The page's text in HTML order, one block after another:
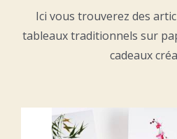
Ici vous trouverez des
tableaux traditionnels sur
cadeaux